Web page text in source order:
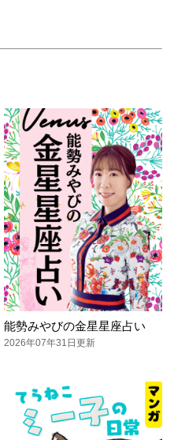
能勢みやびの金星星座占い
2026年07年31日更新